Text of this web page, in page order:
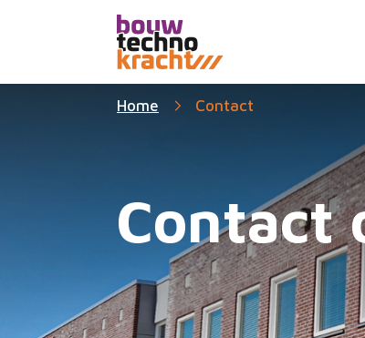
Home Contact
Contact